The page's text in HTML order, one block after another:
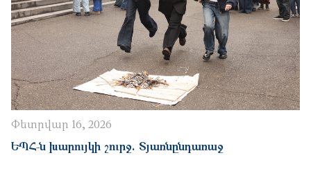
Փետրվար 16, 2026
ԵՊՀ-ն խարույկի շուրջ. Տյառնընդառաջ